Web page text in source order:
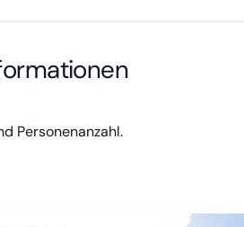
Personenanzahl.